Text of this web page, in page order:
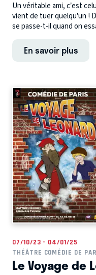
Un véritable ami, c’est
vient de tuer quelqu’un !
se passe-t-il quand on
En savoir plus
07/10/23 - 04/01/25
THÉÂTRE COMÉDIE DE
Le Voyage de